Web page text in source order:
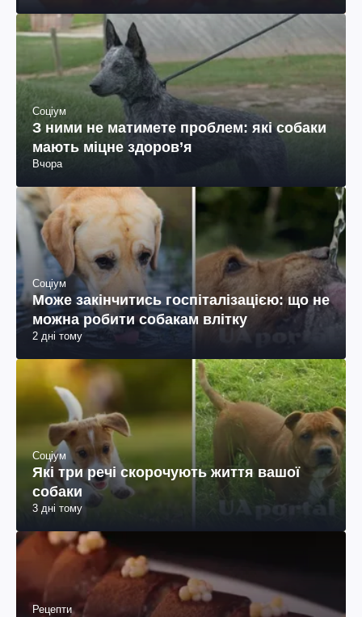
Соціум
З ними не матимете проблем: які собаки
мають міцне здоров’я
Вчора
Соціум
Може закінчитись госпіталізацією: що не
можна робити собакам влітку
2 дні тому
Соціум
Які три речі скорочують життя вашої
собаки
3 дні тому
Рецепти